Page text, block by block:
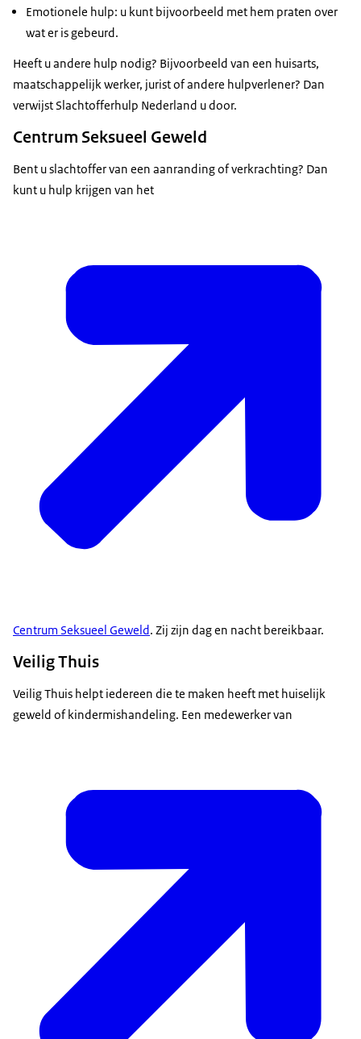
Emotionele hulp: u kunt bijvoorbeeld met hem praten over
wat er is gebeurd.
Heeft u andere hulp nodig? Bijvoorbeeld van een huisarts,
maatschappelijk werker, jurist of andere hulpverlener? Dan
verwijst Slachtofferhulp Nederland u door.
Centrum Seksueel Geweld
Bent u slachtoffer van een aanranding of verkrachting? Dan
kunt u hulp krijgen van het
Centrum Seksueel Geweld. Zij zijn dag en nacht bereikbaar.
Veilig Thuis
Veilig Thuis helpt iedereen die te maken heeft met huiselijk
geweld of kindermishandeling. Een medewerker van